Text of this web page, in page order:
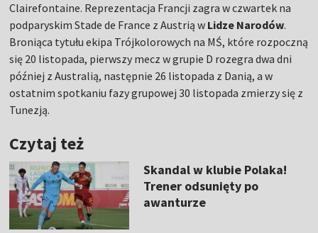
Clairefontaine. Reprezentacja Francji zagra w czwartek na
podparyskim Stade de France z Austrią w Lidze Narodów.
Broniąca tytułu ekipa Trójkolorowych na MŚ, które rozpoczną
się 20 listopada, pierwszy mecz w grupie D rozegra dwa dni
później z Australią, następnie 26 listopada z Danią, a w
ostatnim spotkaniu fazy grupowej 30 listopada zmierzy się z
Tunezją.
Czytaj też
Skandal w klubie Polaka!
Trener odsunięty po
awanturze